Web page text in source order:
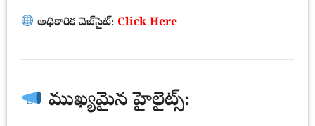
అధికారిక వెబ్‌సైట్: Click Here
ముఖ్యమైన హైలైట్స్: